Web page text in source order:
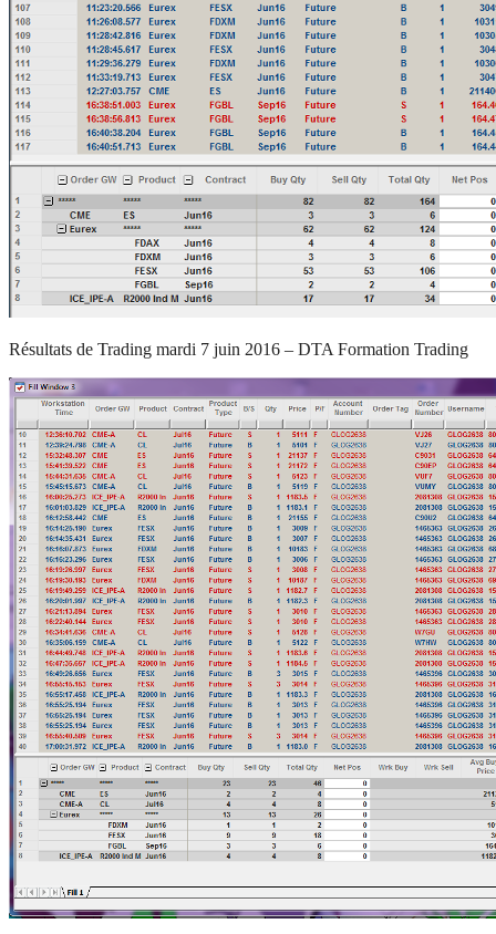
Résultats de Trading mardi 7 juin 2016 – DTA Formation Trading